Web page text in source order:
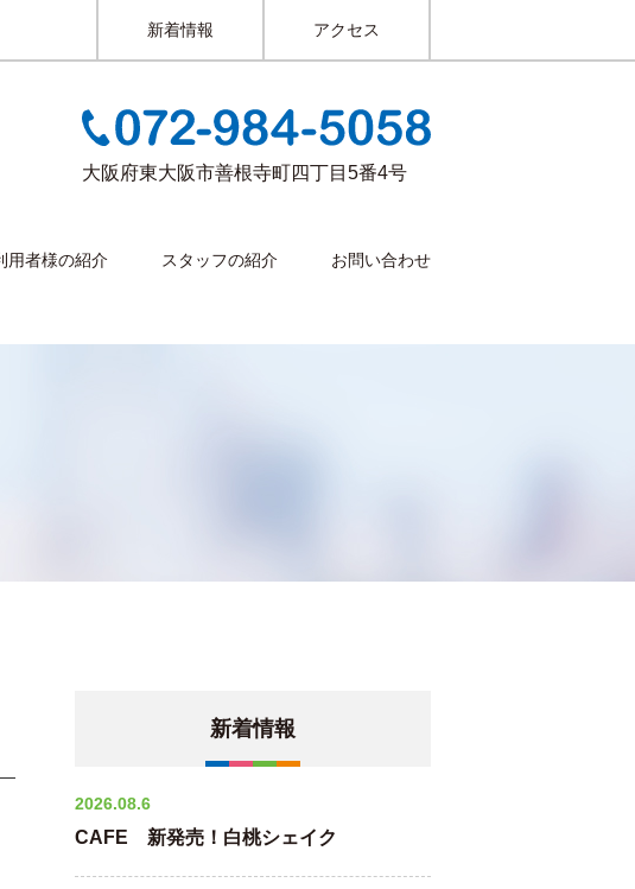
大阪府東大阪市善根寺町四丁目5番4号
用者様の紹介 スタッフの紹介 お問い合わせ
新着情報 アクセス
新着情報
2026.08.6
CAFE 新発売！白桃シェイク